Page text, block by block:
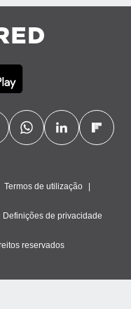
Termos de utilização
Definições de privacidade
reservados